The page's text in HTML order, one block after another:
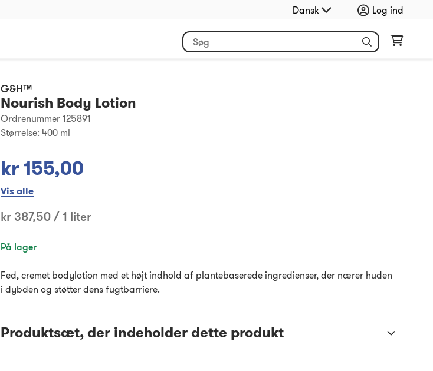
Dansk Log ind
G&H™
Nourish Body Lotion
Ordrenummer 125891
Størrelse: 400 ml
kr 155,00
Vis alle
kr 387,50 / 1 liter
På lager
Fed, cremet bodylotion med et højt indhold af plantebaserede ingredienser, der nærer huden
i dybden og støtter dens fugtbarriere.
Produktsæt, der indeholder dette produkt